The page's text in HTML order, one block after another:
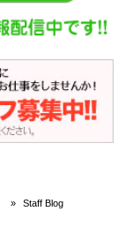
» Staff Blog